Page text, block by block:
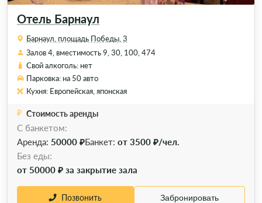
Отель Барнаул
Барнаул, площадь Победы, 3
Залов 4, вместимость 9, 30, 100, 474
Свой алкоголь: нет
Парковка: на 50 авто
Кухня: Европейская, японская
Стоимость аренды
С банкетом:
Аренда: 50000 ₽Банкет: от 3500 ₽/чел.
Без еды:
от 50000 ₽ за закрытие зала
Позвонить Забронировать